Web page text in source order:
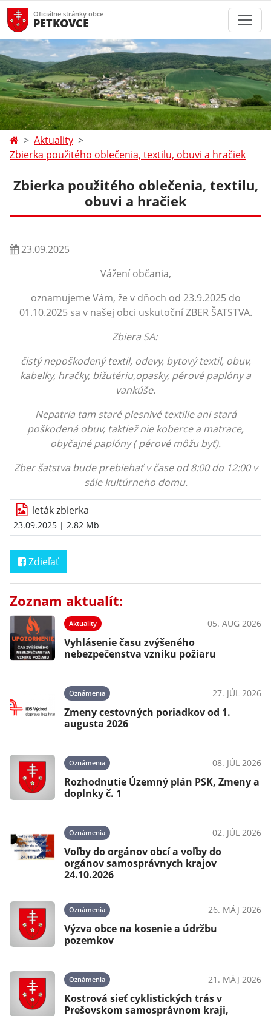
Oficiálne stránky obce
PETKOVCE
Aktuality
Zbierka použitého oblečenia, textilu, obuvi a hračiek
Zbierka použitého oblečenia, textilu,
obuvi a hračiek
23.09.2025
Vážení občania,
oznamujeme Vám, že v dňoch od 23.9.2025 do
01.10.2025 sa v našej obci uskutoční ZBER ŠATSTVA.
Zbiera SA:
čistý nepoškodený textil, odevy, bytový textil, obuv,
kabelky, hračky, bižutériu,opasky, pérové paplóny a
vankúše.
Nepatria tam staré plesnivé textilie ani stará
poškodená obuv, taktiež nie koberce a matrace,
obyčajné paplóny ( pérové môžu byť).
Zber šatstva bude prebiehať v čase od 8:00 do 12:00 v
sále kultúrneho domu.
leták zbierka
23.09.2025 | 2.82 Mb
Zdieľať
Zoznam aktualít:
Aktuality 05. AUG 2026
Vyhlásenie času zvýšeného
nebezpečenstva vzniku požiaru
Oznámenia 27. JÚL 2026
Zmeny cestovných poriadkov od 1.
augusta 2026
Oznámenia 08. JÚL 2026
Rozhodnutie Územný plán PSK, Zmeny a
doplnky č. 1
Oznámenia 02. JÚL 2026
Voľby do orgánov obcí a voľby do
orgánov samosprávnych krajov
24.10.2026
Oznámenia 26. MÁJ 2026
Výzva obce na kosenie a údržbu
pozemkov
Oznámenia 21. MÁJ 2026
Kostrová sieť cyklistických trás v
Prešovskom samosprávnom kraji,